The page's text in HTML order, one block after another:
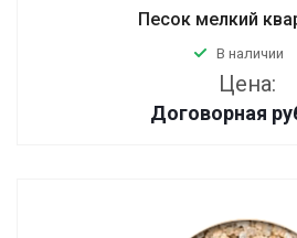
Песок мелкий
В наличии
Цена:
Договорная